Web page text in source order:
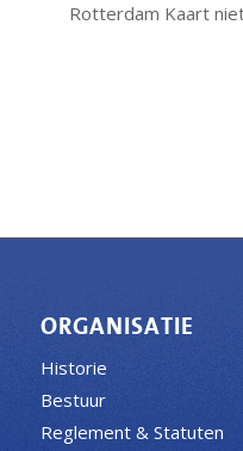
Rotterdam Kaart
ORGANISATIE
Historie
Bestuur
Reglement & Statuten